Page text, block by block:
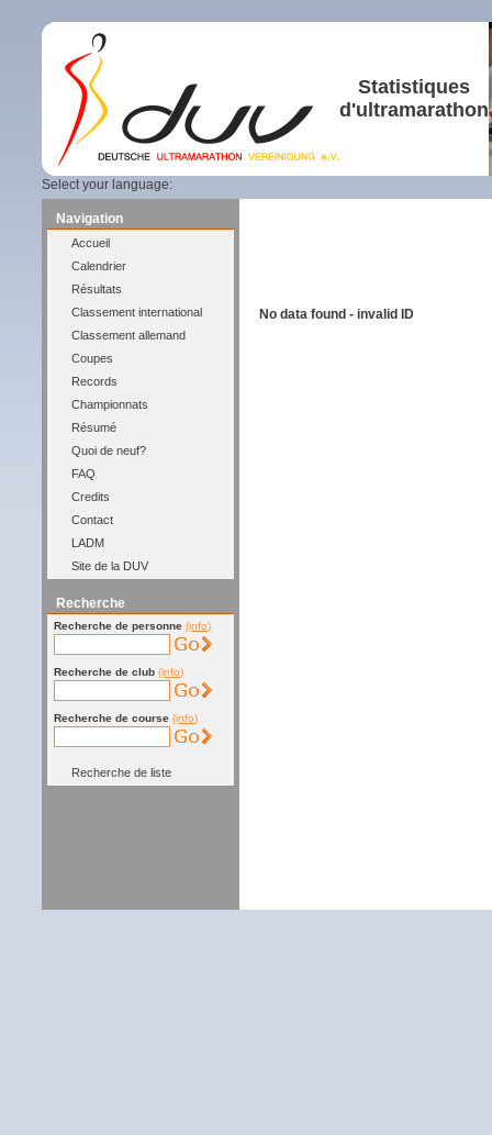
Statistiques
d'ultramarathon
Select your language:
Navigation
Accueil
Calendrier
Résultats
Classement international
Classement allemand
Coupes
Records
Championnats
Résumé
Quoi de neuf?
FAQ
Credits
Contact
LADM
Site de la DUV
Recherche
Recherche de personne (info)
Recherche de club (info)
Recherche de course (info)
Recherche de liste
No data found - invalid ID